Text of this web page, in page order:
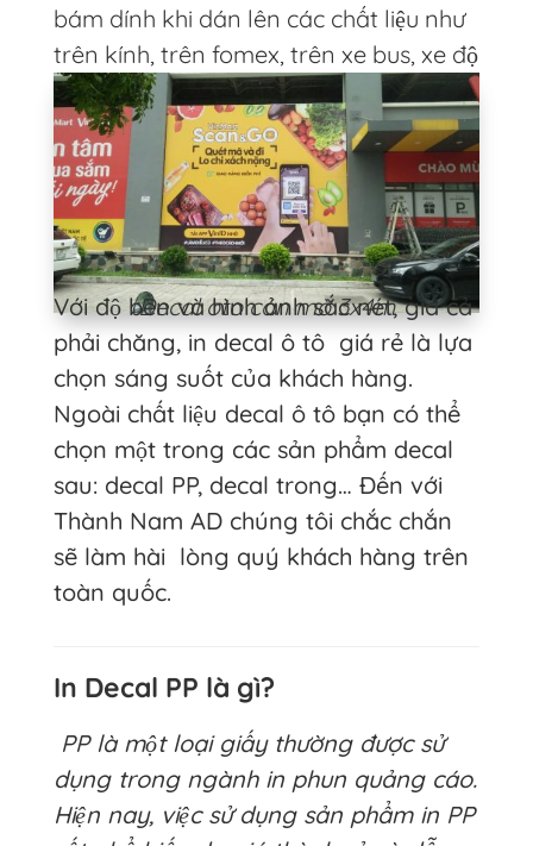
bám dính khi dán lên các chất liệu như
trên kính, trên fomex, trên xe bus, xe độ
hoặc thùng xe tải vô cùng tốt .
Decal oto cán mờ 3x4m
Với độ bền và hình ảnh sắc nét, giá cả
phải chăng, in decal ô tô giá rẻ là lựa
chọn sáng suốt của khách hàng.
Ngoài chất liệu decal ô tô bạn có thể
chọn một trong các sản phẩm decal
sau: decal PP, decal trong… Đến với
Thành Nam AD chúng tôi chắc chắn
sẽ làm hài lòng quý khách hàng trên
toàn quốc.
In Decal PP là gì?
PP là một loại giấy thường được sử
dụng trong ngành in phun quảng cáo.
Hiện nay, việc sử dụng sản phẩm in PP